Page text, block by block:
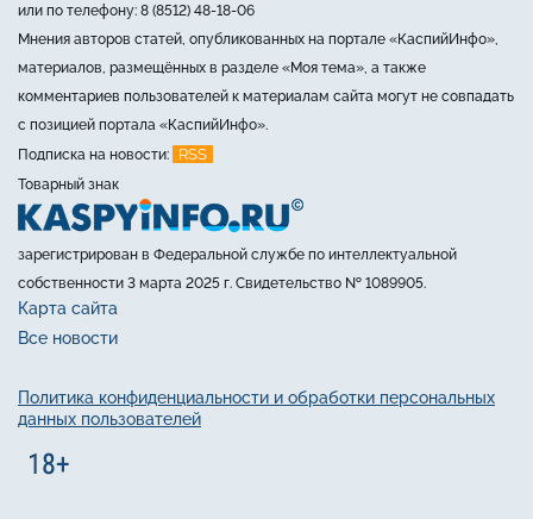
или по телефону: 8 (8512) 48-18-06
Мнения авторов статей, опубликованных на портале «КаспийИнфо»,
материалов, размещённых в разделе «Моя тема», а также
комментариев пользователей к материалам сайта могут не совпадать
с позицией портала «КаспийИнфо».
Подписка на новости:
RSS
Товарный знак
зарегистрирован в Федеральной службе по интеллектуальной
собственности 3 марта 2025 г. Свидетельство № 1089905.
Карта сайта
Все новости
Политика конфиденциальности и обработки персональных
данных пользователей